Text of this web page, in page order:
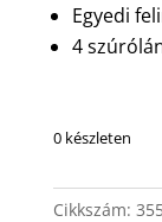
Egyedi
4
0 készleten
Cikkszám: